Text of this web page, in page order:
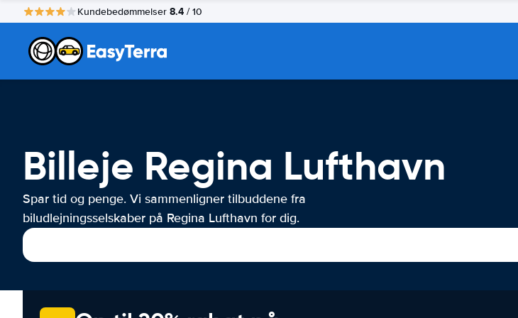
Kundebedømmelser 8.4 / 10
Billeje Regina Lufthavn
Spar tid og penge. Vi sammenligner tilbuddene fra
biludlejningsselskaber på Regina Lufthavn for dig.